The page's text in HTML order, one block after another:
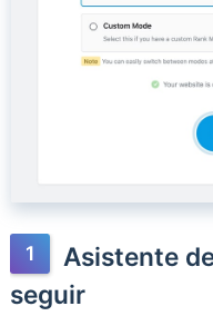
Asistente
seguir